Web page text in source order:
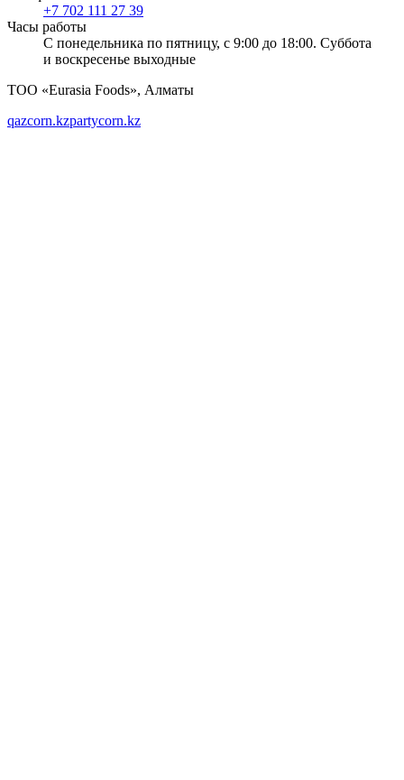
+7 702 111 27 39
Часы работы
С понедельника по пятницу, с 9:00 до 18:00. Суббота
и воскресенье выходные
ТОО «Eurasia Foods», Алматы
qazcorn.kzpartycorn.kz